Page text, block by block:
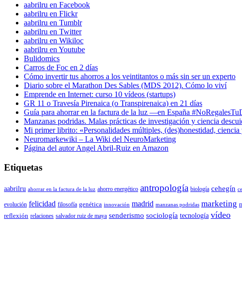
aabrilru en Facebook
aabrilru en Flickr
aabrilru en Tumblr
aabrilru en Twitter
aabrilru en Wikiloc
aabrilru en Youtube
Bulidomics
Carros de Foc en 2 días
Cómo invertir tus ahorros a los veintitantos o más sin ser un experto
Diario sobre el Marathon Des Sables (MDS 2012). Cómo lo viví
Emprende en Internet: curso 10 vídeos (startups)
GR 11 o Travesía Pirenaica (o Transpirenaica) en 21 días
Guía para ahorrar en la factura de la luz —en España
Manzanas podridas. Malas prácticas de investigación y ciencia
Mi primer librito: «Personalidades múltiples, (des)honestidad,
Neuromarkewiki – La Wiki del NeuroMarketing
Página del autor Angel Abril-Ruiz en Amazon
Etiquetas
aabrilru ahorrar en la factura de la luz ahorro energético antropología biología cehegín
evolución felicidad filosofía genética innovación madrid manzanas podridas marketing
reflexión relaciones salvador ruiz de maya senderismo sociología tecnología vídeo